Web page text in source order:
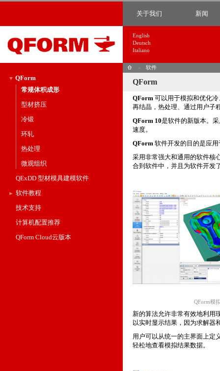
关于我们 新闻
English
Deutsch
Italiano
QForm
常规体积成形
型材挤压
冷锻
环轧
热处理
微观组织
QExDD 型材模具建模软件
软件教程
技术支持
计算机配置推荐
QForm Cloud云版本
软件
QForm
QForm 可以用于模拟和优化
再结晶，热处理、通过用户子
QForm 10是软件的新版本。
速度。
QForm 软件开发的目的是应
采用非常强大和通用的软件核
合到软件中，并且为软件开发
QForm模
新的算法允许非常有效地利用
以实时显示结果，因为求解器
用户可以从统一的主界面上定
轻松地查看模拟结果数据。